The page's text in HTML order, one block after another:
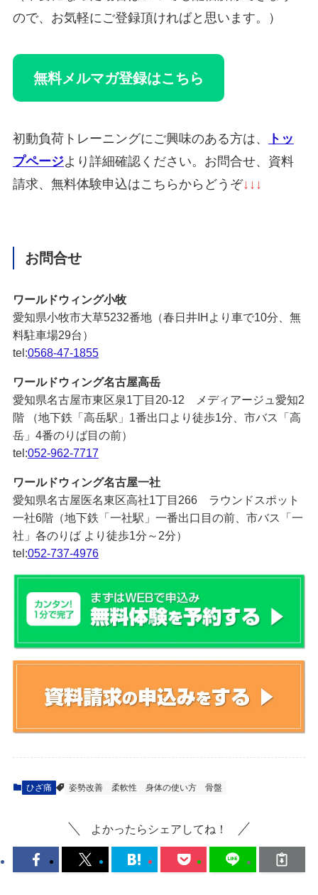
ので、お気軽にご登録頂ければと思います。）
無料メルマガ登録はこちら
初動負荷トレーニングにご興味のある方は、
トッ
プページより詳細確認ください。お問合せ、資料
請求、無料体験申込はこちらからどうぞ↓↓↓
お問合せ
ワールドウィング小牧
愛知県小牧市大草5232番地（春日井IHより車で10分、無
料駐車場29台）
tel:0568-47-1855
ワールドウィング名古屋高岳
愛知県名古屋市東区泉1丁目20-12 メディアージュ愛知2
階 （地下鉄「高岳駅」1番出口より徒歩1分、市バス「高
岳」4番のりば目の前）
tel:052-962-7717
ワールドウィング名古屋一社
愛知県名古屋医名東区高社1丁目266 ラウンドスポット
一社6階（地下鉄「一社駅」一番出口目の前、市バス「一
社」各のりば より徒歩1分～2分）
tel:052-737-4976
ひざ痛 姿勢改善 柔軟性 身体の使い方 骨盤
よかったらシェアしてね！